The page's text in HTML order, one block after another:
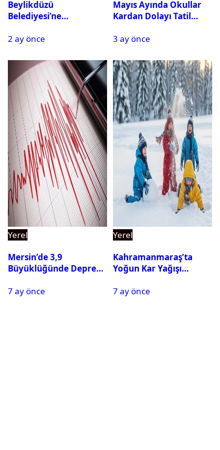
Beylikdüzü
Belediyesi’ne
Gözaltına Alındı
2 ay önce
Mayıs Ayında Okullar
Kardan Dolayı Tatil
3 ay önce
Yerel
Mersin’de 3,9
Büyüklüğünde Deprem
7 ay önce
Yerel
Kahramanmaraş’ta
Yoğun Kar Yağışı
Tatil
7 ay önce